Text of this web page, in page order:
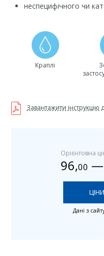
неспецифічного чи
Краплі
Завантажити інструкцію
Орієнтовна
96,00 —
Дані з